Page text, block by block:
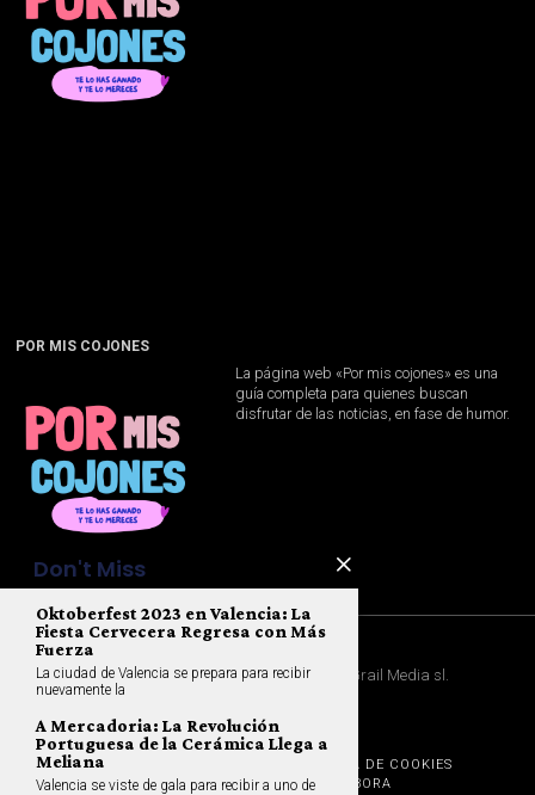
POR MIS COJONES
La página web «Por mis cojones» es una
guía completa para quienes buscan
disfrutar de las noticias, en fase de humor.
©2026Todos los derechos reservador. Por Holy Grail Media sl .
AVISO LEGAL
POLÍTICA DE COOKIES
POLÍTICA DE PRIVACIDAD
CONTACTA COLABORA
Don't Miss
Oktoberfest 2023 en Valencia: La
Fiesta Cervecera Regresa con Más
Fuerza
La ciudad de Valencia se prepara para recibir
nuevamente la
A Mercadoria: La Revolución
Portuguesa de la Cerámica Llega a
Meliana
Valencia se viste de gala para recibir a uno de